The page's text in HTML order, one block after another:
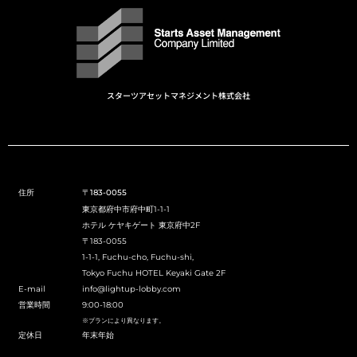
スターツアセットマネジメント株式会社
住所
〒183-0055
東京都府中市府中町1-1-1
ホテル ケヤキゲート 東京府中2F
〒183-0055
1-1-1, Fuchu-cho, Fuchu-shi,
Tokyo Fuchu HOTEL Keyaki Gate 2F
E-mail
info@lightup-lobby.com
営業時間
9:00-18:00
※プランにより異なります。
定休日 年末年始